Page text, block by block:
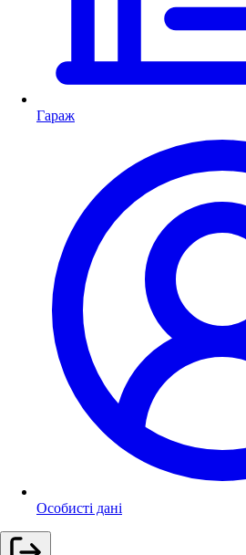
Гараж
Особисті дані